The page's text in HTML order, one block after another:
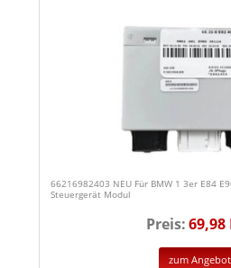
66216982403 NEU Für BMW 1 3er E84
Steuergerät Modul
Preis:69,98
zum Angebot